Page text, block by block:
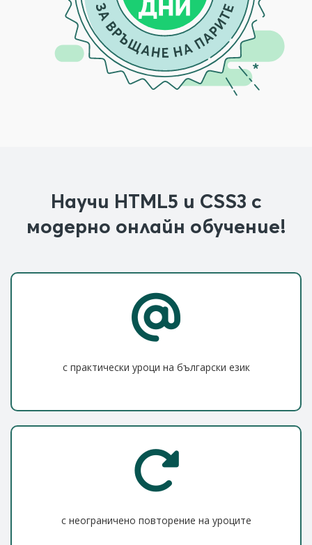
Научи HTML5 и CSS3 с
модерно онлайн обучение!
с практически уроци на български език
с неограничено повторение на уроците